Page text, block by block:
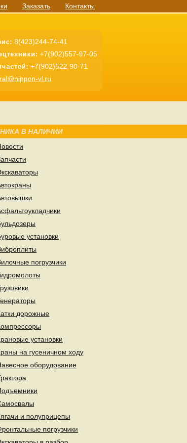
Заказать Контакты
8(423)244-74-41
+7(902)557-97-05
+7(902)522-90-71
vl.ru
В НАЛИЧИИ
установки
погрузчики
дорожные
установки
на гусеничном ходу
оборудование
и полуприцепы
погрузчики